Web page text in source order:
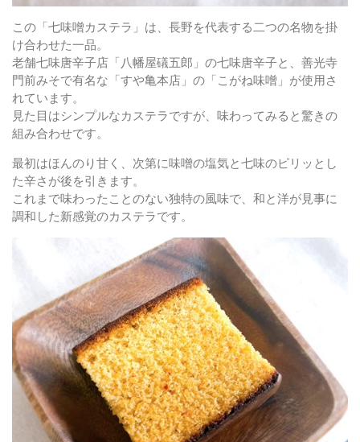
この「七味噌カステラ」は、長野を代表する二つの名物を掛
け合わせた一品。
老舗七味唐辛子店「八幡屋礒五郎」の七味唐辛子と、善光寺
門前みそで有名な「すや亀本店」の「こがね味噌」が使用さ
れています。
見た目はシンプルなカステラですが、味わってみると驚きの
組み合わせです。
最初はほんのり甘く、次第に味噌の塩気と七味のピリッとし
た辛さが後を引きます。
これまで味わったことのない独特の風味で、和と洋が見事に
調和した新感覚のカステラです。